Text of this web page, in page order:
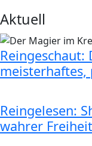
Aktuell
Reingeschaut:
meisterhaftes,
Reingelesen:
wahrer